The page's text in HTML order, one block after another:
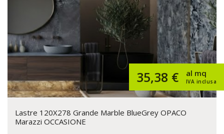
35,38 € IVA inclusa
al mq
Lastre 120X278 Grande Marble BlueGrey OPACO
Marazzi OCCASIONE